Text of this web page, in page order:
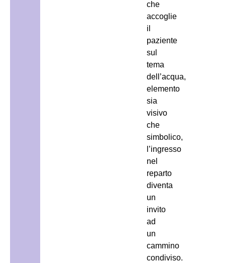
che
accoglie
il
paziente
sul
tema
dell’acqua,
elemento
sia
visivo
che
simbolico,
l’ingresso
nel
reparto
diventa
un
invito
ad
un
cammino
condiviso.